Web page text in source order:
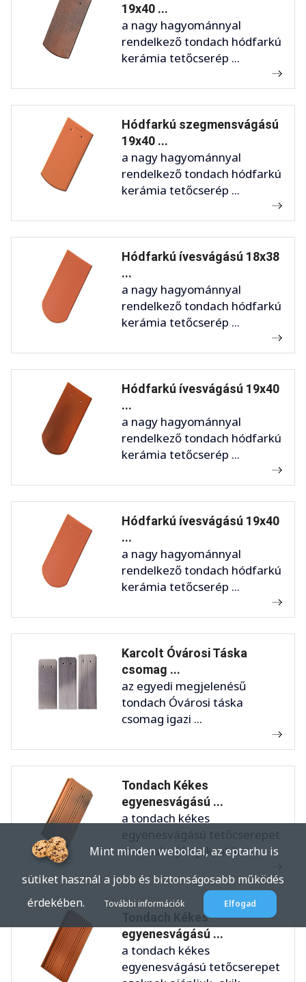
19x40 ...
a nagy hagyománnyal
rendelkező tondach hódfarkú
kerámia tetőcserép ...
Hódfarkú szegmensvágású
19x40 ...
a nagy hagyománnyal
rendelkező tondach hódfarkú
kerámia tetőcserép ...
Hódfarkú ívesvágású 18x38
...
a nagy hagyománnyal
rendelkező tondach hódfarkú
kerámia tetőcserép ...
Hódfarkú ívesvágású 19x40
...
a nagy hagyománnyal
rendelkező tondach hódfarkú
kerámia tetőcserép ...
Hódfarkú ívesvágású 19x40
...
a nagy hagyománnyal
rendelkező tondach hódfarkú
kerámia tetőcserép ...
Karcolt Óvárosi Táska
csomag ...
az egyedi megjelenésű
tondach Óvárosi táska
csomag igazi ...
Tondach Kékes
egyenesvágású ...
a tondach kékes
egyenesvágású tetőcserepet
azoknak ajánljuk, akik ...
Tondach Kékes
egyenesvágású ...
a tondach kékes
egyenesvágású tetőcserepet
Mint minden weboldal, az eptar.hu is
sütiket használ a jobb és biztonságosabb működés
érdekében.
További információk Elfogad